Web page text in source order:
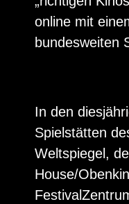
online mit
bundesweiten
In den
Spielstätten
Weltspiegel,
House/